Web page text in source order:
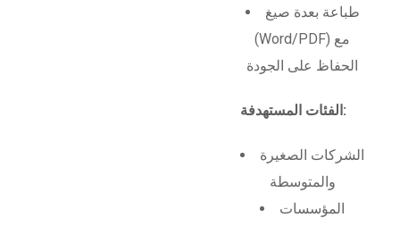
طباعة بعدة صيغ
(Word/PDF) مع
الحفاظ على الجودة
الفئات المستهدفة:
الشركات الصغيرة
والمتوسطة
المؤسسات